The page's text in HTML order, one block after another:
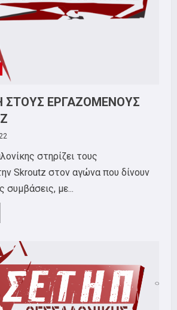
ΣΤΟΥΣ ΕΡΓΑΖΟΜΕΝΟΥΣ
στηρίζει τους
Skroutz στον αγώνα που δίνουν
συμβάσεις, με...